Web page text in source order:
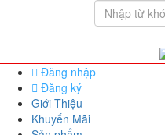
Đăng nhập
Đăng ký
Giới Thiệu
Khuyến Mãi